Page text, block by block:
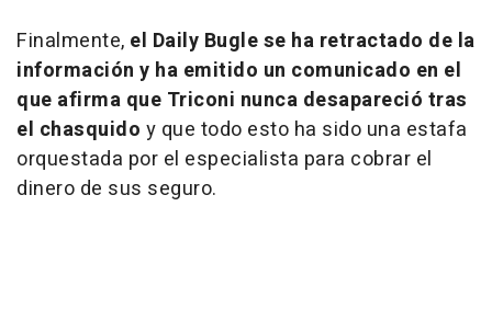
Finalmente, el Daily Bugle se ha retractado de la
información y ha emitido un comunicado en el
que afirma que Triconi nunca desapareció tras
el chasquido y que todo esto ha sido una estafa
orquestada por el especialista para cobrar el
dinero de sus seguro.